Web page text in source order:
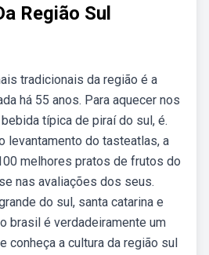
Região Sul
tradicionais da região é a
há 55 anos. Para aquecer nos
típica de piraí do sul, é.
levantamento do tasteatlas, a
melhores pratos de frutos do
nas avaliações dos seus.
do sul, santa catarina e
brasil é verdadeiramente um
conheça a cultura da região sul